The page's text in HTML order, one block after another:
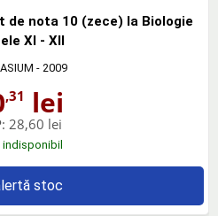
de nota 10 (zece) la Biologie
XI - XII
- 2009
,31 lei
28,60 lei
indisponibil
stoc